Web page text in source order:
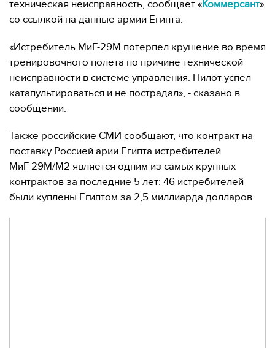
техническая неисправность, сообщает «Коммерсант»
со ссылкой на данные армии Египта.
«Истребитель МиГ-29М потерпел крушение во время
тренировочного полета по причине технической
неисправности в системе управления. Пилот успел
катапультироваться и не пострадал», - сказано в
сообщении.
Также российские СМИ сообщают, что контракт на
поставку Россией арии Египта истребителей
МиГ-29М/М2 является одним из самых крупных
контрактов за последние 5 лет: 46 истребителей
были куплены Египтом за 2,5 миллиарда долларов.